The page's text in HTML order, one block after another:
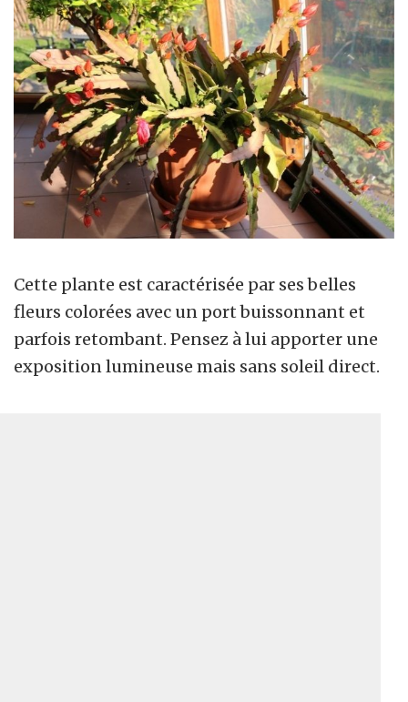
Cette plante est caractérisée par ses belles
fleurs colorées avec un port buissonnant et
parfois retombant. Pensez à lui apporter une
exposition lumineuse mais sans soleil direct.